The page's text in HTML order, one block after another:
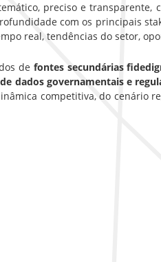
preciso e transparente,
com os principais
real, tendências do setor,
de fontes secundárias
dados governamentais e
competitiva, do cenário